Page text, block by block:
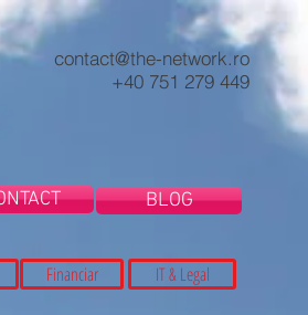
contact@the-network.ro
+40 751 279 449
BLOG
Financiar IT & Legal